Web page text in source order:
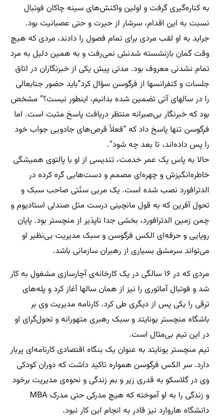
به کناره‌گیری گرفت و اولین واکنش‌های سینه چاکان فوتبال
نسبت به این اقدام، سرشار از حیرت و حتی عصبانیت بود.
جراید به او لقب مردی برای تمام فصول را دادند، مردی که هیچ
وقت گمان بازنشسته شدنش نمی‌رفت و به همین دلیل به مرد
تمام نشدنی معروف بود. مدتی پیش یکی از خبرنگاران در اتاق
جلسات و کنفرانسها از فرگوسن سؤال کرد”باید حضور جنابعالی
را در سالهای آتی تضمین شده بدانیم، اینطور نیست؟” مشخص
بود که خبرنگار بی‌صبرانه منتظر دریافت پاسخ مثبت است. اما
فرگوسن تنها پاسخ داد که “فعلاً قرص‌های جادویی جواب خود
را پس داده‌اند، تا بعد چه شود”.
حالا به پاس یک عمر خدمت، تندیسی از او با پالتوی همیشگی
خاطره‌‌انگیزش و چهره‌‌ای مصمم و دست‌هایی گره کرده در
الدترافورد نصب شده است. یک مربی سنّتی صاحب سبک و
تحول آفرین که به قول مانچینی درست مثل صندلی استادیوم و
چمن زمین الدترافورد، بخشی جدا ناپذیر از منچستر بود. پایان
رویایی و حرفه‌ای الکس فرگوسن و سبک مدیریت بی‌نظیر او
می‌تواند سرمشق بسیاری از رهبران سازمانی باشد.
مردی که در ۱۶ سالگی در یک کارخانه‌ی آچارسازی مشغول به کار
شد و فوتبال آماتوری را نیز از همان سالها آغاز کرد و پله‌های
ترقی را یکی پس از دیگری طی کرد. کارنامه مدیریت وی بر
باشگاه منچستر یونایتد و سبک رهبری متهورانه و تحول‌گرای او
در این تیم بی‌مثال است.
تیم منچستر یونایتد به عنوان یک بنگاه اقتصادی کارنامه‌ای پربار
دارد. سر الکس فرگوسن همواره تاکید داشت که دوران کودکی
وی در گلاسکو به قدری زیر و بم زندگی و نحوه‌ی مدیریت برخود
و زندگی را به او آموخته که هیچ مدرکی حتی مدرک MBA
دانشگاه هاروارد نیز قادر به انجام این کار نبود.